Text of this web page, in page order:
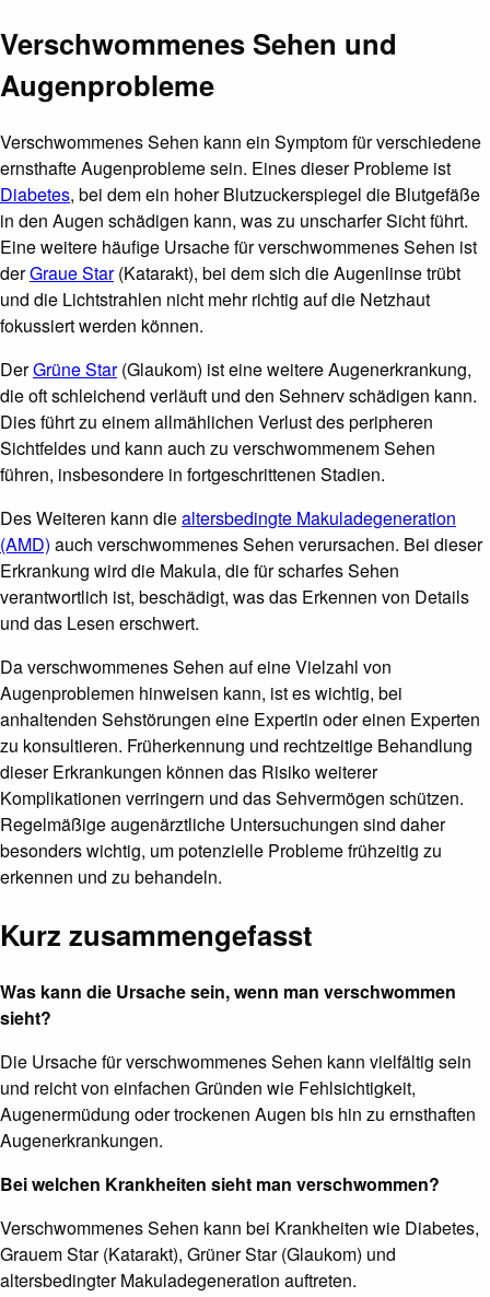
Verschwommenes Sehen und
Augenprobleme
Verschwommenes Sehen kann ein Symptom für verschiedene
ernsthafte Augenprobleme sein. Eines dieser Probleme ist
Diabetes, bei dem ein hoher Blutzuckerspiegel die Blutgefäße
in den Augen schädigen kann, was zu unscharfer Sicht führt.
Eine weitere häufige Ursache für verschwommenes Sehen ist
derGraue Star(Katarakt), bei dem sich die Augenlinse trübt
und die Lichtstrahlen nicht mehr richtig auf die Netzhaut
fokussiert werden können.
DerGrüne Star(Glaukom) ist eine weitere Augenerkrankung,
die oft schleichend verläuft und den Sehnerv schädigen kann.
Dies führt zu einem allmählichen Verlust des peripheren
Sichtfeldes und kann auch zu verschwommenem Sehen
führen, insbesondere in fortgeschrittenen Stadien.
Des Weiteren kann diealtersbedingte Makuladegeneration
(AMD) auch verschwommenes Sehen verursachen. Bei dieser
Erkrankung wird die Makula, die für scharfes Sehen
verantwortlich ist, beschädigt, was das Erkennen von Details
und das Lesen erschwert.
Da verschwommenes Sehen auf eine Vielzahl von
Augenproblemen hinweisen kann, ist es wichtig, bei
anhaltenden Sehstörungen eine Expertin oder einen Experten
zu konsultieren. Früherkennung und rechtzeitige Behandlung
dieser Erkrankungen können das Risiko weiterer
Komplikationen verringern und das Sehvermögen schützen.
Regelmäßige augenärztliche Untersuchungen sind daher
besonders wichtig, um potenzielle Probleme frühzeitig zu
erkennen und zu behandeln.
Kurz zusammengefasst
Was kann die Ursache sein, wenn man verschwommen
sieht?
Die Ursache für verschwommenes Sehen kann vielfältig sein
und reicht von einfachen Gründen wie Fehlsichtigkeit,
Augenermüdung oder trockenen Augen bis hin zu ernsthaften
Augenerkrankungen.
Bei welchen Krankheiten sieht man verschwommen?
Verschwommenes Sehen kann bei Krankheiten wie Diabetes,
Grauem Star (Katarakt), Grüner Star (Glaukom) und
altersbedingter Makuladegeneration auftreten.